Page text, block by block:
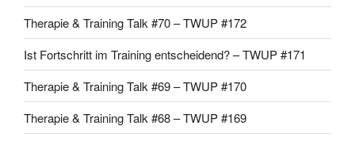
Therapie & Training Talk #70 – TWUP #172
Ist Fortschritt im Training entscheidend? – TWUP #171
Therapie & Training Talk #69 – TWUP #170
Therapie & Training Talk #68 – TWUP #169